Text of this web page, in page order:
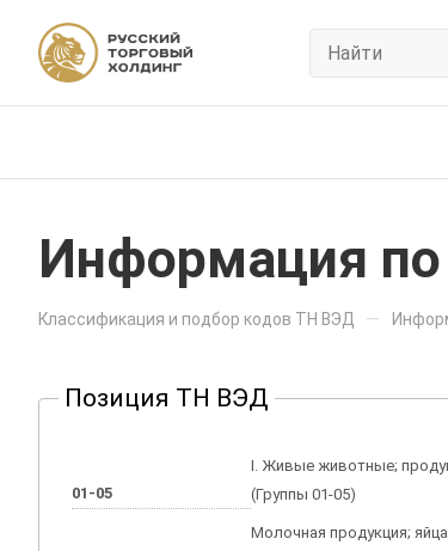
Информация по
Классификация и подбор кодов ТН ВЭД —
Позиция ТН ВЭД
01-05
I. Живые животные;
(Группы 01-05)
Молочная продукция;